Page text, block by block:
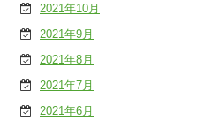
2021年10月
2021年9月
2021年8月
2021年7月
2021年6月